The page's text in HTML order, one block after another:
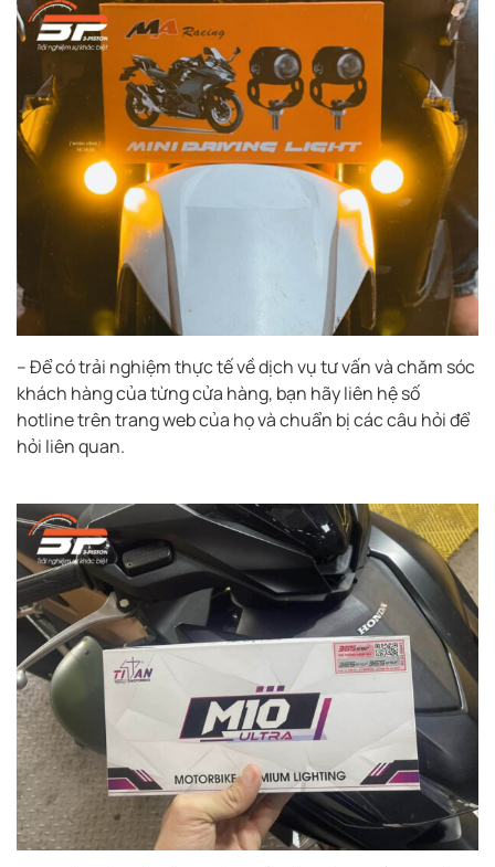
– Để có trải nghiệm thực tế về dịch vụ tư vấn và chăm sóc
khách hàng của từng cửa hàng, bạn hãy liên hệ số
hotline trên trang web của họ và chuẩn bị các câu hỏi để
hỏi liên quan.